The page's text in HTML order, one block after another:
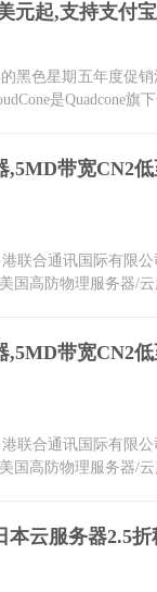
元起,支持支付
的黑色星期五年度
是Quadcone旗
带宽CN2
联合通讯国际有限
国高防物理服务器/
带宽CN2
联合通讯国际有限
国高防物理服务器/
本云服务器2.5